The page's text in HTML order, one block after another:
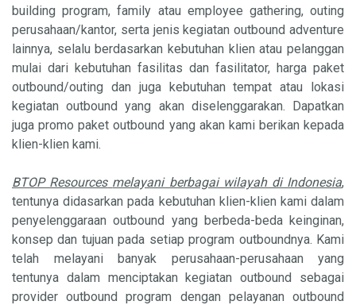
building program, family atau employee gathering, outing
perusahaan/kantor, serta jenis kegiatan outbound adventure
lainnya, selalu berdasarkan kebutuhan klien atau pelanggan
mulai dari kebutuhan fasilitas dan fasilitator, harga paket
outbound/outing dan juga kebutuhan tempat atau lokasi
kegiatan outbound yang akan diselenggarakan. Dapatkan
juga promo paket outbound yang akan kami berikan kepada
klien-klien kami.
BTOP Resources melayani berbagai wilayah di Indonesia,
tentunya didasarkan pada kebutuhan klien-klien kami dalam
penyelenggaraan outbound yang berbeda-beda keinginan,
konsep dan tujuan pada setiap program outboundnya. Kami
telah melayani banyak perusahaan-perusahaan yang
tentunya dalam menciptakan kegiatan outbound sebagai
provider outbound program dengan pelayanan outbound